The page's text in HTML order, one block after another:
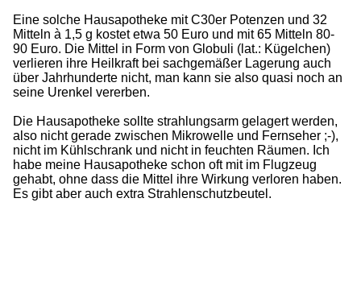
Eine solche Hausapotheke mit C30er Potenzen und 32
Mitteln à 1,5 g kostet etwa 50 Euro und mit 65 Mitteln 80-
90 Euro. Die Mittel in Form von Globuli (lat.: Kügelchen)
verlieren ihre Heilkraft bei sachgemäßer Lagerung auch
über Jahrhunderte nicht, man kann sie also quasi noch an
seine Urenkel vererben.
Die Hausapotheke sollte strahlungsarm gelagert werden,
also nicht gerade zwischen Mikrowelle und Fernseher ;-),
nicht im Kühlschrank und nicht in feuchten Räumen. Ich
habe meine Hausapotheke schon oft mit im Flugzeug
gehabt, ohne dass die Mittel ihre Wirkung verloren haben.
Es gibt aber auch extra Strahlenschutzbeutel.